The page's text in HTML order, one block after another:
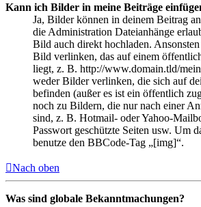
Kann ich Bilder in meine Beiträge
Ja, Bilder können in deinem Beitrag
die Administration Dateianhänge
Bild auch direkt hochladen.
Bild verlinken, das auf einem
liegt, z. B. http://www.domain.tld/
weder Bilder verlinken, die sich auf
befinden (außer es ist ein öffentlich
noch zu Bildern, die nur nach einer
sind, z. B. Hotmail- oder Yahoo-
Passwort geschützte Seiten usw. Um
benutze den BBCode-Tag „[img]“.
Nach oben
Was sind globale Bekanntmachungen?